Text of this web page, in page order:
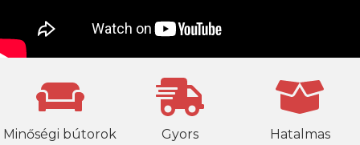
Minőségi bútorok
Gyors
Hatalmas